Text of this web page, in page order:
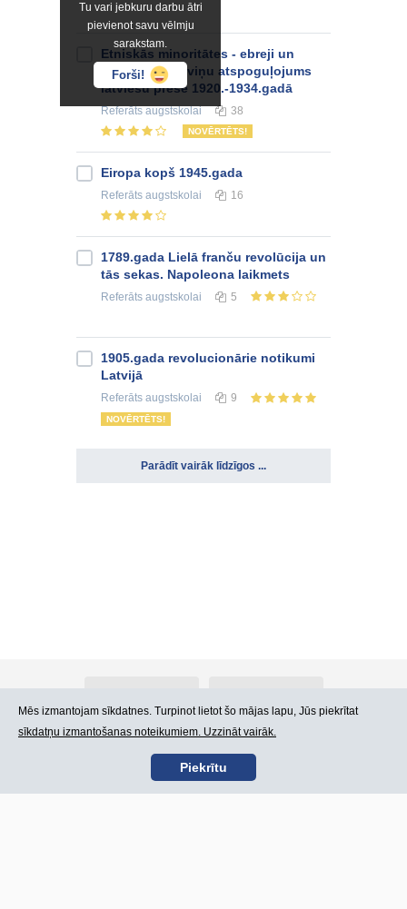
Tu vari jebkuru darbu ātri
pievienot savu vēlmju
sarakstam.
Forši!
Etniskās minoritātes - ebreji un
krievi Latvijā, viņu atspoguļojums
latviešu presē 1920.-1934.gadā
Referātsaugstskolai 38
NOVĒRTĒTS!
Eiropa kopš 1945.gada
Referāts augstskolai 16
1789.gada Lielā franču revolūcija un
tās sekas. Napoleona laikmets
Referāts augstskolai 5
1905.gada revolucionārie notikumi
Latvijā
Referāts augstskolai 9
NOVĒRTĒTS!
Parādīt vairāk līdzīgos ...
Kontakti Lietošanas noteikumi
Mēs izmantojam sīkdatnes. Turpinot lietot šo mājas lapu, Jūs piekrītat
sīkdatņu izmantošanas noteikumiem. Uzzināt vairāk.
Piekrītu